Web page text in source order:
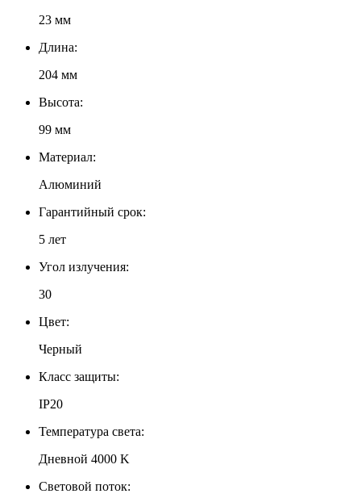
23 мм
Длина:
204 мм
Высота:
99 мм
Материал:
Алюминий
Гарантийный срок:
5 лет
Угол излучения:
30
Цвет:
Черный
Класс защиты:
IP20
Температура света:
Дневной 4000 K
Световой поток: